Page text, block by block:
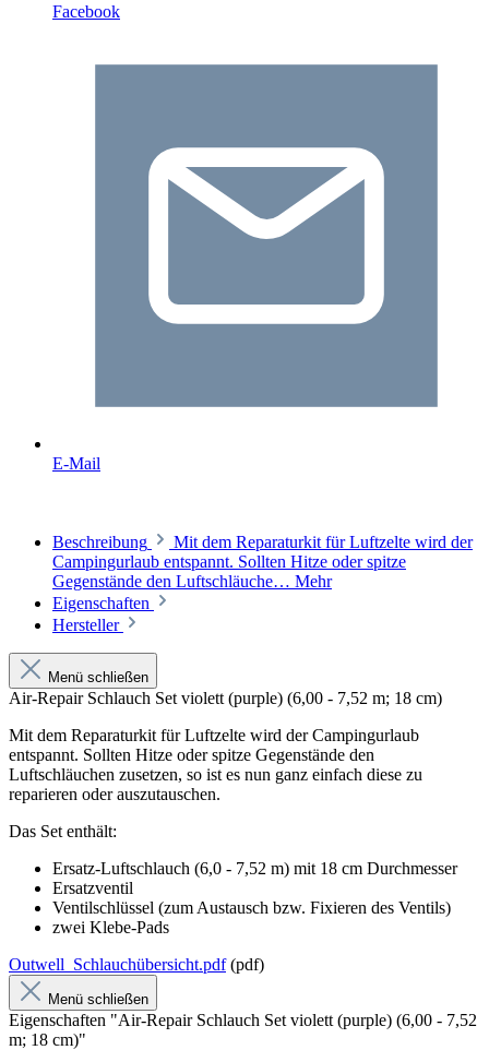
Facebook
E-Mail
Beschreibung
Mit dem Reparaturkit für Luftzelte wird der
Campingurlaub entspannt. Sollten Hitze oder spitze
Gegenstände den Luftschläuche… Mehr
Eigenschaften
Hersteller
Menü schließen
Air-Repair Schlauch Set violett (purple) (6,00 - 7,52 m; 18 cm)
Mit dem Reparaturkit für Luftzelte wird der Campingurlaub
entspannt. Sollten Hitze oder spitze Gegenstände den
Luftschläuchen zusetzen, so ist es nun ganz einfach diese zu
reparieren oder auszutauschen.
Das Set enthält:
Ersatz-Luftschlauch (6,0 - 7,52 m) mit 18 cm Durchmesser
Ersatzventil
Ventilschlüssel (zum Austausch bzw. Fixieren des Ventils)
zwei Klebe-Pads
Outwell_Schlauchübersicht.pdf(pdf)
Menü schließen
Eigenschaften "Air-Repair Schlauch Set violett (purple) (6,00 - 7,52
m; 18 cm)"